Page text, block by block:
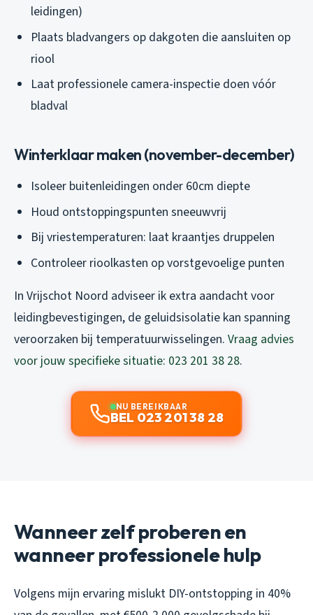
leidingen)
Plaats bladvangers op dakgoten die aansluiten op
riool
Laat professionele camera-inspectie doen vóór
bladval
Winterklaar maken (november-december)
Isoleer buitenleidingen onder 60cm diepte
Houd ontstoppingspunten sneeuwvrij
Bij vriestemperaturen: laat kraantjes druppelen
Controleer rioolkasten op vorstgevoelige punten
In Vrijschot Noord adviseer ik extra aandacht voor
leidingbevestigingen, de geluidsisolatie kan spanning
veroorzaken bij temperatuurwisselingen. Vraag advies
voor jouw specifieke situatie: 023 201 38 28.
NU BEREIKBAAR
BEL 023 201 38 28
Wanneer zelf proberen en
wanneer professionele hulp
Volgens mijn ervaring mislukt DIY-ontstopping in 40%